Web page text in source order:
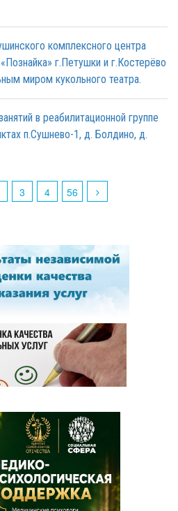
комплексного центра
г.Петушки и г.Костерёво
миром кукольного театра.
в реабилитационной группе
п.Сушнево-1, д. Болдино, д.
3 4 56